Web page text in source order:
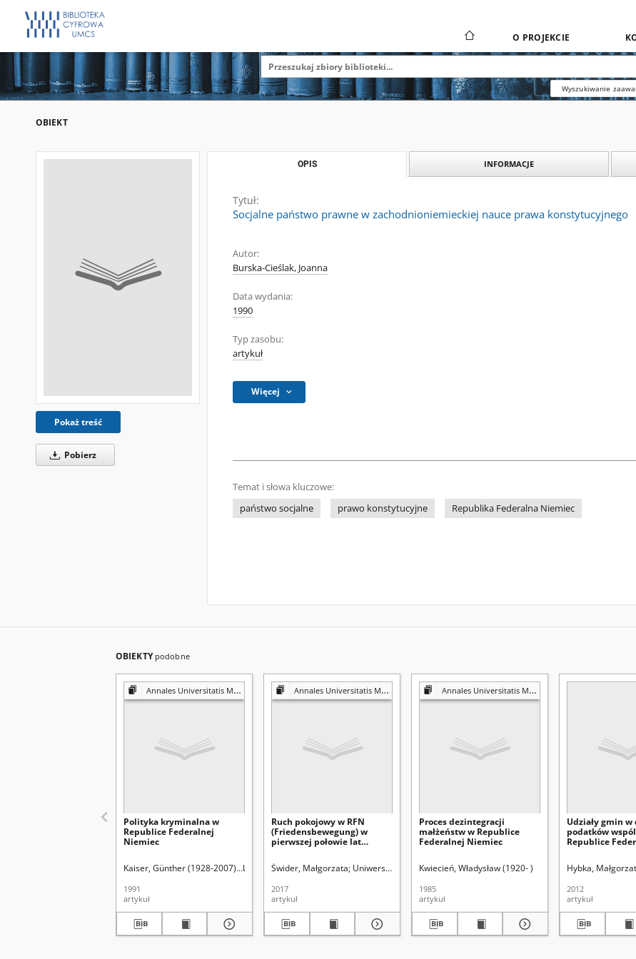
O PROJEKCIE
Wyszukiwanie
OBIEKT
Pokaż treść
Pobierz
OPIS INFORMACJE
Tytuł:
Socjalne państwo prawne w zachodnioniemieckiej nauce prawa konstytucyjnego
Autor:
Burska-Cieślak, Joanna
Data wydania:
1990
Typ zasobu:
artykuł
Więcej
Temat i słowa kluczowe:
państwo socjalne
prawo konstytucyjne Republika Federalna Niemiec
OBIEKTY podobne
Annales Universitatis Mariae Curie-Skłodowska. Sectio G, Ius
Polityka kryminalna w
Republice Federalnej
Niemiec
Kaiser, Günther (1928-2007). Uniwersytet Marii Curie-Skłodowskiej (Lublin). Wydział Prawa i Administracji. Seidler, Grzegorz
1991
artykuł
Annales Universitatis Mariae Curie-Skłodowska. Sectio K, Politologia
Ruch pokojowy w RFN
(Friedensbewegung) w
pierwszej połowie lat
Świder, Małgorzata Uniwersytet Marii Curie-Skłodowskiej (Lublin)
2017
artykuł
Annales Universitatis Mariae Curie-Skłodowska. Sectio H, Oeconomia
Proces dezintegracji
małżeństw w Republice
Federalnej Niemiec
Kwiecień, Władysław (1920- )
1985
artykuł
Udziały gmin w
podatków
Republice
Hybka,
2012
artykuł